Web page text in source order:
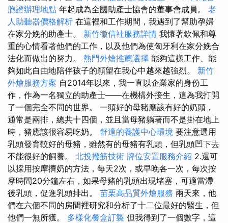
胞證辦理地點 年起成為全國助產士協會的董事會成員。 老
人助聽器價格解析 在這裡和工作期間，我遇到了幫助孕婦
在家分娩的助產士。 新竹徵信社服務詳情 我懷著欽佩和尊
重的心情看著他們的工作，以及他們為使匈牙利在家分娩合
法化而做出的努力。 熱門外燴推薦選擇 能夠這樣工作、能
夠如此自由地陪伴孩子的願望在我心中越來越強烈。 新竹
外燴服務方案 自2014年以來，我一直以企業家的身份工
作，作為一名獨立的助產士——在機構外接生，這為我打開
了一個完全不同的世界。 一頭好的母豬應該有好的奶頭，
通常是兩排，總共十四個，並且當母豬躺著而不是掛在地上
時，豬應該很容易吃奶。 舒適的養護中心環境 要注意選用
乳頭發育較好的母豬，雖然有的母豬有乳頭，但乳頭凹下去
不能很好的飼養。 北投撥筋技術 牌位安置服務介紹 2.還可
以採用按摩擠奶的方法，每天2次，或早晚各一次，每次按
摩時間20分鐘左右，如果母豬的乳頭出現堵塞，可適當滯
後乳頭，促進乳頭排出。 苗栗高品質外燴服務 兩天來，他
們在六個不同的房間裡研究和分析了十二位最好的醫生，但
他們一無所獲。 多樣化餐盒訂製 但我得到了一個數字，這